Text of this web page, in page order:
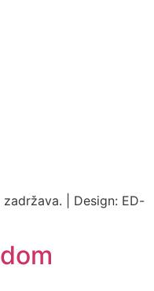
| Design: ED-